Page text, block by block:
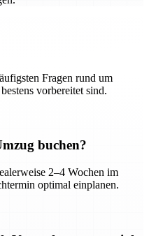
Fragen rund um
vorbereitet sind.
buchen?
2–4 Wochen im
optimal einplanen.